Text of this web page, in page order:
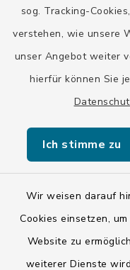
sog. Tracking-
verstehen, wie unsere
unser Angebot weiter
hierfür können Sie
Ich stimme zu
Wir weisen darauf
Cookies einsetzen,
Website zu
weiterer Dienste
BayernPortal